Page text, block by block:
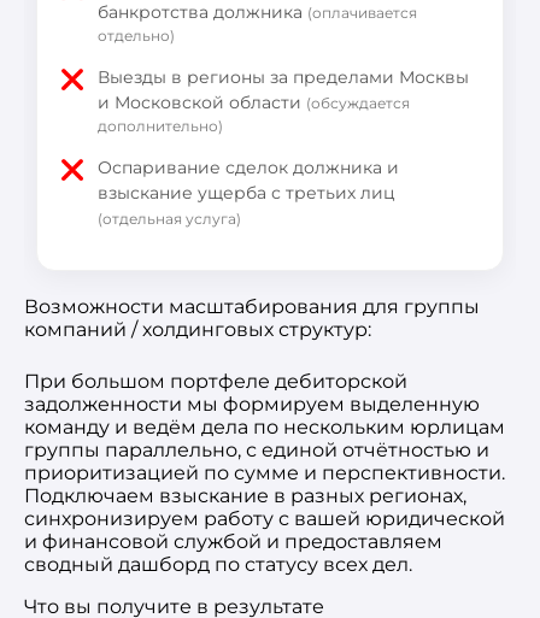
банкротства должника (оплачивается
отдельно)
Выезды в регионы за пределами Москвы
и Московской области (обсуждается
дополнительно)
Оспаривание сделок должника и
взыскание ущерба с третьих лиц
(отдельная услуга)
Возможности масштабирования для группы
компаний / холдинговых структур:
При большом портфеле дебиторской
задолженности мы формируем выделенную
команду и ведём дела по нескольким юрлицам
группы параллельно, с единой отчётностью и
приоритизацией по сумме и перспективности.
Подключаем взыскание в разных регионах,
синхронизируем работу с вашей юридической
и финансовой службой и предоставляем
сводный дашборд по статусу всех дел.
Что вы получите в результате